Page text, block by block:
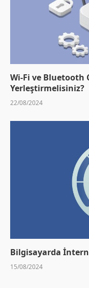
Wi-Fi ve Bluetooth
Yerleştirmelisiniz?
22/08/2024
Bilgisayarda
15/08/2024